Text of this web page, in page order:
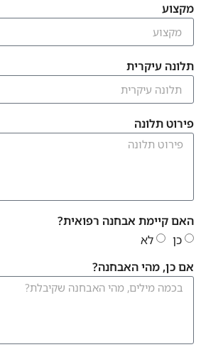
מקצוע
תלונה עיקרית
פירוט תלונה
האם קיימת אבחנה רפואית?
כן
לא
אם כן, מהי האבחנה?